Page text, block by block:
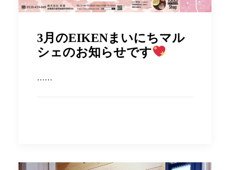
3月のEIKENまいにちマル
シェのお知らせです
……